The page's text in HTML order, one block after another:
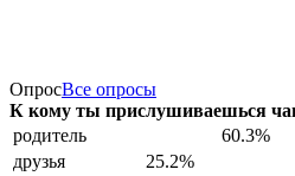
ОпросВсе опросы
К кому ты прислушиваешься
родитель
60.3%
друзья
25.2%